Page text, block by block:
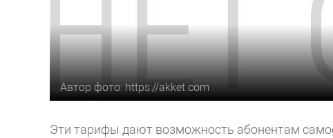
Автор фото: https://akket.com
Эти тарифы дают возможность абонентам